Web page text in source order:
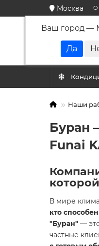
Москва
Ваш город —
О
Наши
Буран
Funai
В мире
кто
"Буран" —
частные